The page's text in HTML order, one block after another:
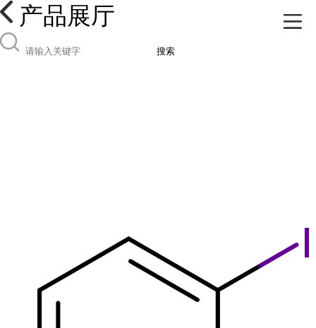
产品展厅
搜索